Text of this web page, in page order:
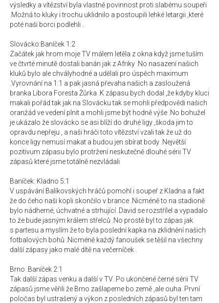
výsledky a vítězství byla vlastně povinnost proti slabému soupeři
.Možná to kluky i trochu uklidnilo a postoupili lehké letargii ,které
poté naši borci podlehli .
Slovácko:Baníček 1:2
Začátek jak hrom moje TV málem letěla z okna když jsme tuším
ve čtvrté minutě dostali banán jak z Afriky .No nasazení našich
kluků bylo ale chvályhodné a udělali pro úspěch maximum
.Vyrovnání na 1:1 a pak jasná převaha našich a zasloužená
branka Libora Foresta Žůrka .K zápasu bych dodal ,že kdyby kluci
makali pořád tak jak na Slovácku tak se mohli předpovědi našich
oranžád ve vedení plnit a mohli jsme být hodně výše .No bohužel
je ukázalo že slovácko se asi blíží do druhé ligy ,škoda jim to
opravdu nepřeju , a naši hráči toto vítězství vzali tak že už do
konce ligy nemusí makat a budou jen sbírat body .Největší
pozitivum zápasu bylo protržení neskutečně dlouhé sérii TV
zápasů které jsme totálně nezvládali
Baníček: Kladno 5:1
V uspávání Balíkovských hráčů pomohl i soupeř z Kladna a fakt
že do čeho naši kopli skončilo v brance .Nicméně to na stadioně
bylo nádherné, úchvatné a strhující .David se rozstřílel a vypadalo
to že bude jasným králem střelců .No prostě byl to zápas jak
s partesu a myslím že to byla poslední kapka na zklidnění našich
fotbalových bohů .Nicméně každý fanoušek se těšil na všechny
další zápasy jako malé dítě na večerníček .
Brno :Baníček 2:1
Tak další zápas venku a další v TV .Po ukončené černé sérii TV
zápasů jsme věřili že Brno zašlapeme bo země ,ale ouha .První
poločas byl ustrašený a výkon z posledních zápasů byl ten tam